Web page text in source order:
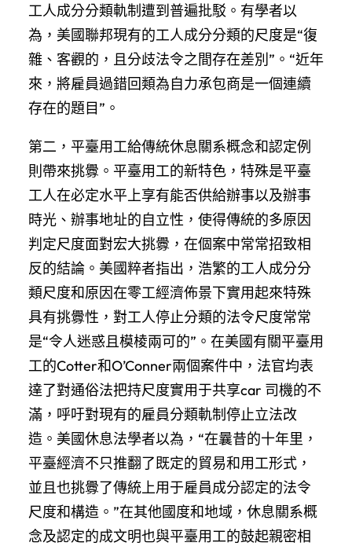
工人成分分類軌制遭到普遍批駁。有學者以
為，美國聯邦現有的工人成分分類的尺度是“復
雜、客觀的，且分歧法令之間存在差別”。“近年
來，將雇員過錯回類為自力承包商是一個連續
存在的題目”。
第二，平臺用工給傳統休息關系概念和認定例
則帶來挑釁。平臺用工的新特色，特殊是平臺
工人在必定水平上享有能否供給辦事以及辦事
時光、辦事地址的自立性，使得傳統的多原因
判定尺度面對宏大挑釁，在個案中常常招致相
反的結論。美國粹者指出，浩繁的工人成分分
類尺度和原因在零工經濟佈景下實用起來特殊
具有挑釁性，對工人停止分類的法令尺度常常
是“令人迷惑且模棱兩可的”。在美國有關平臺用
工的Cotter和O’Conner兩個案件中，法官均表
達了對通俗法把持尺度實用于共享car 司機的不
滿，呼吁對現有的雇員分類軌制停止立法改
造。美國休息法學者以為，“在曩昔的十年里，
平臺經濟不只推翻了既定的貿易和用工形式，
並且也挑釁了傳統上用于雇員成分認定的法令
尺度和構造。”在其他國度和地域，休息關系概
念及認定的成文明也與平臺用工的鼓起親密相